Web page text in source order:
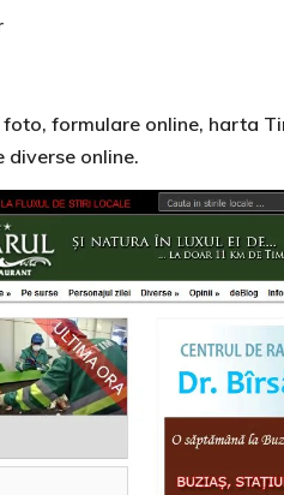
formulare online, harta
diverse online.